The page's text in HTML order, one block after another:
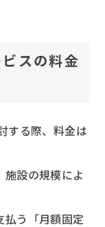
スの料金
する際、料金は
設の規模によ
う「月額固定